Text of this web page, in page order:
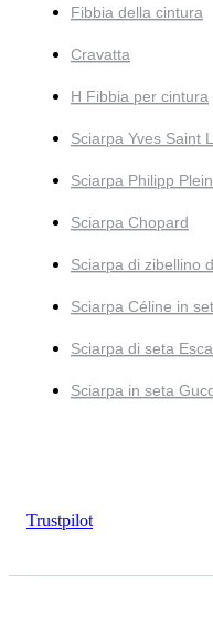
Fibbia della cintura
Cravatta
H Fibbia per cintura
Sciarpa Yves Saint
Sciarpa Philipp Plein
Sciarpa Chopard
Sciarpa di zibellino
Sciarpa Céline in
Sciarpa di seta
Sciarpa in seta
Trustpilot